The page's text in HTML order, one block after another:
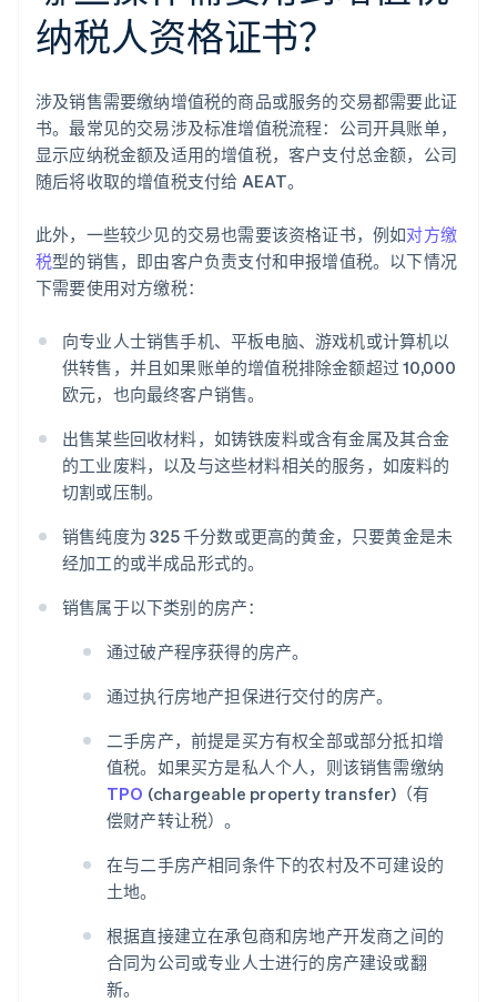
纳税人资格证书？
涉及销售需要缴纳增值税的商品或服务的交易都需要此证
书。最常见的交易涉及标准增值税流程：公司开具账单，
显示应纳税金额及适用的增值税，客户支付总金额，公司
随后将收取的增值税支付给 AEAT。
此外，一些较少见的交易也需要该资格证书，例如对方缴
税型的销售，即由客户负责支付和申报增值税。以下情况
下需要使用对方缴税：
向专业人士销售手机、平板电脑、游戏机或计算机以
供转售，并且如果账单的增值税排除金额超过 10,000
欧元，也向最终客户销售。
出售某些回收材料，如铸铁废料或含有金属及其合金
的工业废料，以及与这些材料相关的服务，如废料的
切割或压制。
销售纯度为 325 千分数或更高的黄金，只要黄金是未
经加工的或半成品形式的。
销售属于以下类别的房产：
通过破产程序获得的房产。
通过执行房地产担保进行交付的房产。
二手房产，前提是买方有权全部或部分抵扣增
值税。如果买方是私人个人，则该销售需缴纳
TPO (chargeable property transfer)（有
偿财产转让税）。
在与二手房产相同条件下的农村及不可建设的
土地。
根据直接建立在承包商和房地产开发商之间的
合同为公司或专业人士进行的房产建设或翻
新。